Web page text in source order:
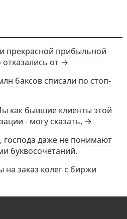
прекрасной прибыльной
отказались от →
баксов списали по стоп-
как бывшие клиенты этой
- могу сказать, →
господа даже не понимают
буквосочетаний.
на заказ колег с биржи